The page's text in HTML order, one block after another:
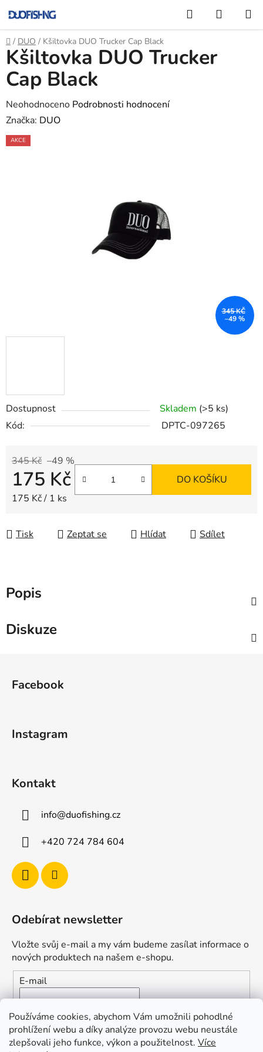
Používáme cookies, abychom Vám umožnili pohodlné
prohlížení webu a díky analýze provozu webu neustále
zlepšovali jeho funkce, výkon a použitelnost. Více
na
obsah
Hledat
KOŠÍK
Domů
/ DUO / Kšiltovka DUO Trucker Cap Black
Dostupnost Skladem (>5 ks)
Kód:
DPTC-097265
345 Kč –49 %
175 Kč
Měrná cena:
175 Kč / 1 ks
DO KOŠÍKU
Tisk Zeptat se Hlídat Sdílet
Kšiltovka DUO Trucker
Cap Black
Průměrné
hodnocení
produktu
Neohodnoceno Podrobnosti hodnocení
Značka: DUO
AKCE
345 KČ
–49 %
Popis
Diskuze
Facebook
Instagram
Kontakt
info@duofishing.cz
+420 724 784 604
Odebírat newsletter
Vložte svůj e-mail a my vám budeme zasílat informace o
nových produktech na našem e-shopu.
E-mail
Vložením e-mailu souhlasíte s
podmínkami ochrany
osobních údajů